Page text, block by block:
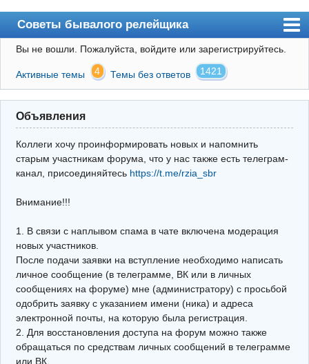
Советы бывалого релейщика
Форум
Правила
Поиск
Регистрация
Архив
Почта
Поиск релейщика
Видео РЗиА
Фотохостинг
Телеграм
Вы не вошли. Пожалуйста, войдите или зарегистрируйтесь.
Активные темы 4 Темы без ответов 1421
Объявления
Коллеги хочу проинформировать новых и напомнить
старым участникам форума, что у нас также есть телеграм-
канал, присоединяйтесь https://t.me/rzia_sbr
Внимание!!!
1. В связи с наплывом спама в чате включена модерация
новых участников.
После подачи заявки на вступление необходимо написать
личное сообщение (в телеграмме, ВК или в личных
сообщениях на форуме) мне (администратору) с просьбой
одобрить заявку с указанием имени (ника) и адреса
электронной почты, на которую была регистрация.
2. Для восстановления доступа на форум можно также
обращаться по средствам личных сообщений в телеграмме
или ВК.